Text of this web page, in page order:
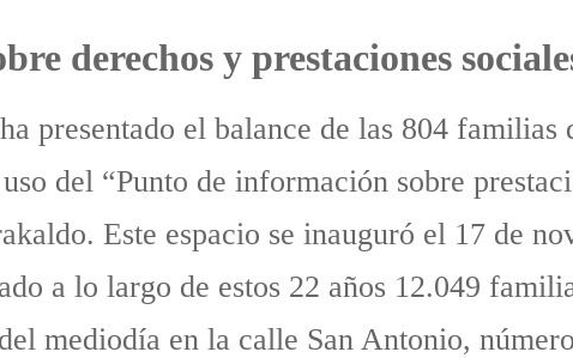
derechos y prestaciones
presentado el balance de las 804 familias
del “Punto de información sobre
Este espacio se inauguró el 17 de
a lo largo de estos 22 años 12.049
mediodía en la calle San Antonio,